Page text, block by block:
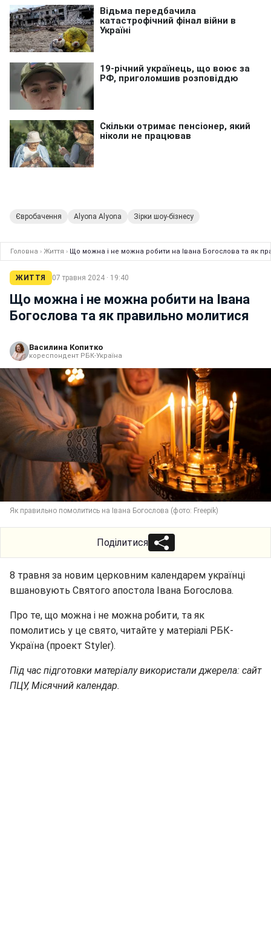
Євробачення Alyona Alyona Зірки шоу-бізнесу
Головна › Життя › Що можна і не можна робити на Івана Богослова та як
ЖИТТЯ 07 травня 2024 · 19:40
Що можна і не можна робити на Івана
Богослова та як правильно молитися
Василина Копитко
кореспондент РБК-Україна
Як правильно помолитись на Івана Богослова (фото: Freepik)
Поділитися
8 травня за новим церковним календарем українці
вшановують Святого апостола Івана Богослова.
Про те, що можна і не можна робити, та як
помолитись у це свято, читайте у матеріалі РБК-
Україна (проект Styler).
Під час підготовки матеріалу використали джерела: сайт
ПЦУ, Місячний календар.